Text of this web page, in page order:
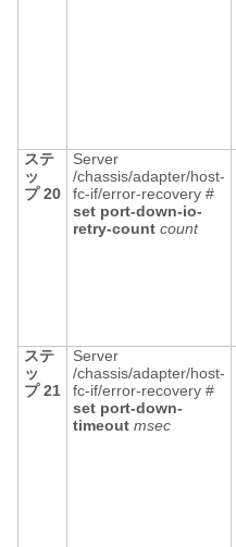
ステ
ッ
プ 20
Server
/chassis/adapter/host-
fc-if/error-recovery #
set port-down-io-
retry-count count
ステ
ッ
プ 21
Server
/chassis/adapter/host-
fc-if/error-recovery #
set port-down-
timeout msec